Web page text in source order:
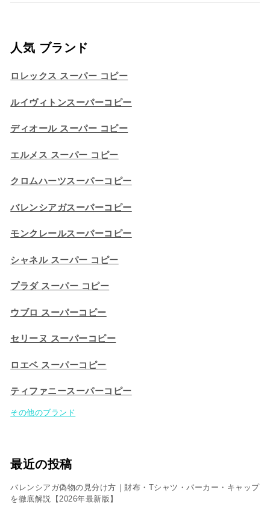
人気 ブランド
ロレックス スーパー コピー
ルイヴィトンスーパーコピー
ディオール スーパー コピー
エルメス スーパー コピー
クロムハーツスーパーコピー
バレンシアガスーパーコピー
モンクレールスーパーコピー
シャネル スーパー コピー
プラダ スーパー コピー
ウブロ スーパーコピー
セリーヌ スーパーコピー​
ロエベ スーパーコピー
ティファニースーパーコピー
その他のブランド
最近の投稿
バレンシアガ偽物の見分け方｜財布・Tシャツ・パーカー・キャップ
を徹底解説【2026年最新版】